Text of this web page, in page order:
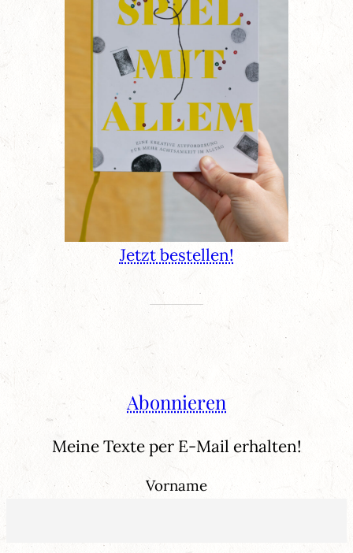
Jetzt bestellen!
Abonnieren
Meine Texte per E-Mail erhalten!
Vorname